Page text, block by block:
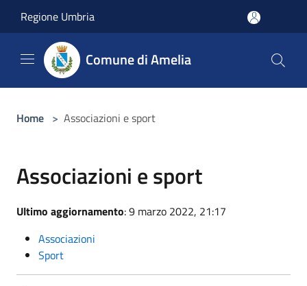
Regione Umbria
Comune di Amelia
Home > Associazioni e sport
Associazioni e sport
Ultimo aggiornamento: 9 marzo 2022, 21:17
Associazioni
Sport